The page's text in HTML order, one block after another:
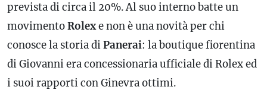
prevista di circa il 20%. Al suo interno batte un
movimentoRolexe non è una novità per chi
conosce la storia diPanerai: la boutique fiorentina
di Giovanni era concessionaria ufficiale di Rolex ed
i suoi rapporti con Ginevra ottimi.